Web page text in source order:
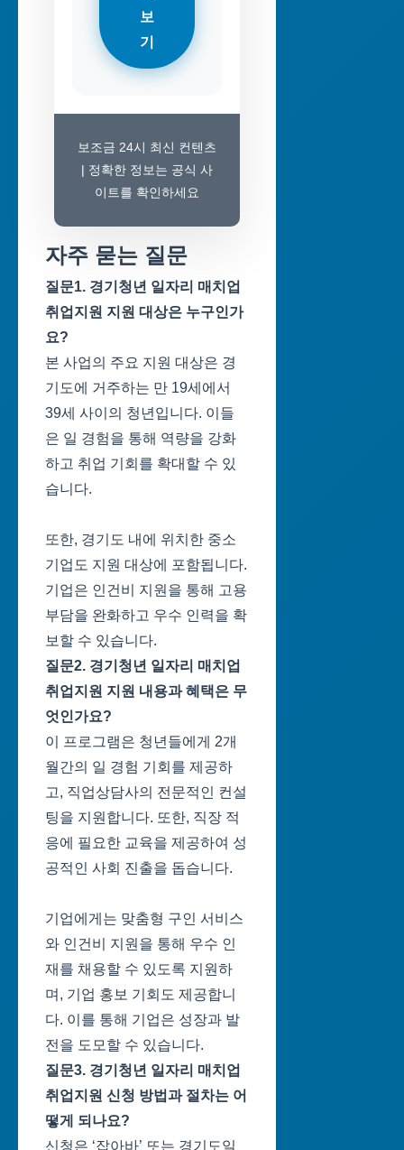
보
기
보조금 24시 최신 컨텐츠
| 정확한 정보는 공식 사
이트를 확인하세요
자주 묻는 질문
질문1. 경기청년 일자리 매치업
취업지원 지원 대상은 누구인가
요?
본 사업의 주요 지원 대상은 경
기도에 거주하는 만 19세에서
39세 사이의 청년입니다. 이들
은 일 경험을 통해 역량을 강화
하고 취업 기회를 확대할 수 있
습니다.
또한, 경기도 내에 위치한 중소
기업도 지원 대상에 포함됩니다.
기업은 인건비 지원을 통해 고용
부담을 완화하고 우수 인력을 확
보할 수 있습니다.
질문2. 경기청년 일자리 매치업
취업지원 지원 내용과 혜택은 무
엇인가요?
이 프로그램은 청년들에게 2개
월간의 일 경험 기회를 제공하
고, 직업상담사의 전문적인 컨설
팅을 지원합니다. 또한, 직장 적
응에 필요한 교육을 제공하여 성
공적인 사회 진출을 돕습니다.
기업에게는 맞춤형 구인 서비스
와 인건비 지원을 통해 우수 인
재를 채용할 수 있도록 지원하
며, 기업 홍보 기회도 제공합니
다. 이를 통해 기업은 성장과 발
전을 도모할 수 있습니다.
질문3. 경기청년 일자리 매치업
취업지원 신청 방법과 절차는 어
떻게 되나요?
신청은 ‘잡아바’ 또는 경기도일